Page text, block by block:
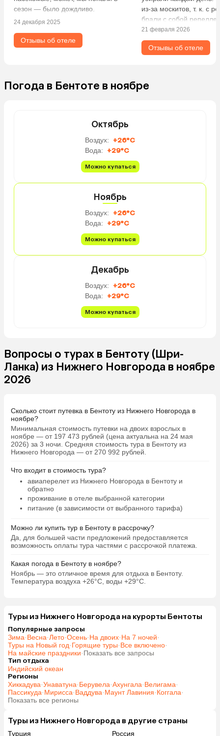
сезон — было дождливо.
24 декабря 2025
Отзывы об отеле
из-за москитов, т. к. с
брали с собой
номере ни разу не
никого, кроме
но они милые и никого
просьбы выполнялись
территория пляжа и
можно, и нам хватало.
завтраки.
21 февраля 2026
Отзывы об отеле
Погода в Бентоте в ноябре
Октябрь
Воздух: +26°C
Вода: +29°C
Можно купаться
Ноябрь
Воздух: +26°C
Вода: +29°C
Можно купаться
Декабрь
Воздух: +26°C
Вода: +29°C
Можно купаться
Вопросы о турах в Бентоту (Шри-
Ланка) из Нижнего Новгорода в ноябре
2026
Сколько стоит путевка в Бентоту из Нижнего Новгорода в
ноябре?
Минимальная стоимость путевки на двоих взрослых в
ноябре — от 197 473 рублей (цена актуальна на 24 мая
2026) за 3 ночи. Средняя стоимость тура в Бентоту из
Нижнего Новгорода — от 270 992 рублей.
Что входит в стоимость тура?
авиаперелет из Нижнего Новгорода в Бентоту и
обратно
проживание в отеле выбранной категории
питание (в зависимости от выбранного тарифа)
Можно ли купить тур в Бентоту в рассрочку?
Да, для большей части предложений предоставляется
возможность оплаты тура частями с рассрочкой платежа.
Какая погода в Бентоту в ноябре?
Ноябрь — это отличное время для отдыха в Бентоту.
Температура воздуха +26°C, воды +29°C.
Туры из Нижнего Новгорода на курорты Бентоты
Популярные запросы
Зима·Весна·Лето·Осень·На двоих·На 7 ночей·
Туры на Новый год·Горящие туры·Все включено·
На майские праздники·Показать все запросы
Тип отдыха
Индийский океан
Регионы
Хиккадува·Унаватуна·Берувела·Ахунгала·Велигама·
Пассикуда·Мирисса·Ваддува·Маунт Лавиния·Коггала·
Показать все регионы
Туры из Нижнего Новгорода в другие страны
Турция
Россия